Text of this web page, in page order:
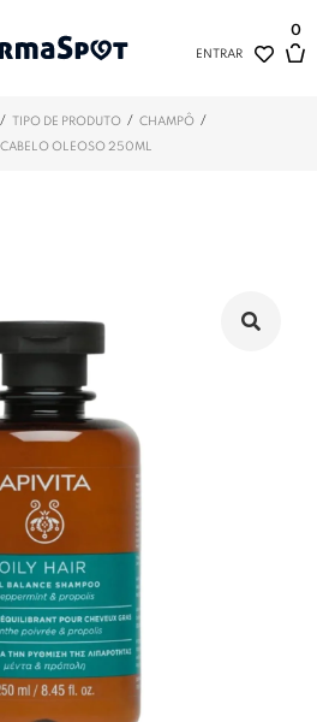
ENTRAR
0
/ TIPO DE PRODUTO / CHAMPÔ /
CABELO OLEOSO 250ML